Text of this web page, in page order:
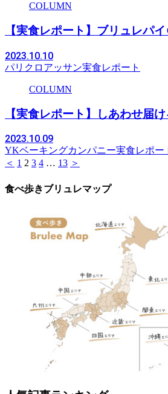
COLUMN
【実食レポート】ブリュレパ
2023.10.10
パリクロアッサン実食レポート
COLUMN
【実食レポート】しあわせ届
2023.10.09
YKベーキングカンパニー実食レポー
＜ 1 2 3 4 … 13 ＞
食べ歩きブリュレマップ